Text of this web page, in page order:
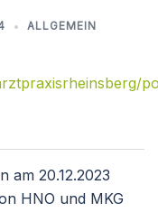
ALLGEMEIN
am 20.12.2023
HNO und MKG